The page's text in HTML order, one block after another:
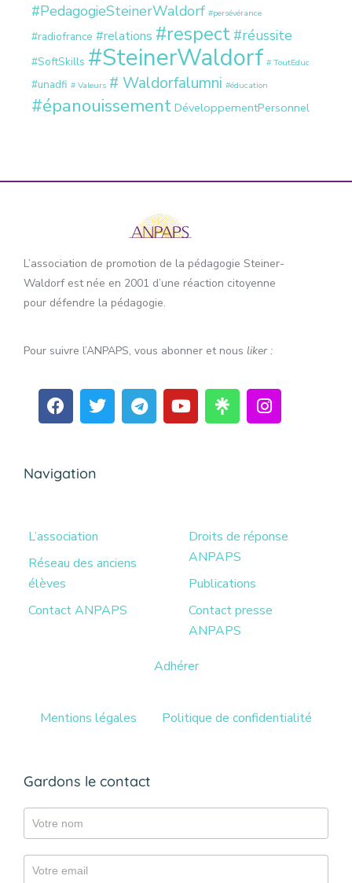
#PedagogieSteinerWaldorf #persévérance
#radiofrance #relations #respect #réussite
#SoftSkills #SteinerWaldorf # ToutEduc
#unadfi # Valeurs # Waldorfalumni #éducation
#épanouissement DéveloppementPersonnel
L’association de promotion de la pédagogie Steiner-
Waldorf est née en 2001 d’une réaction citoyenne
pour défendre la pédagogie.
Pour suivre l’ANPAPS, vous abonner et nous liker :
Navigation
L’association
Réseau des anciens
élèves
Contact ANPAPS
Droits de réponse
ANPAPS
Publications
Contact presse
ANPAPS
Adhérer
Mentions légales Politique de confidentialité
Gardons le contact
Gazette